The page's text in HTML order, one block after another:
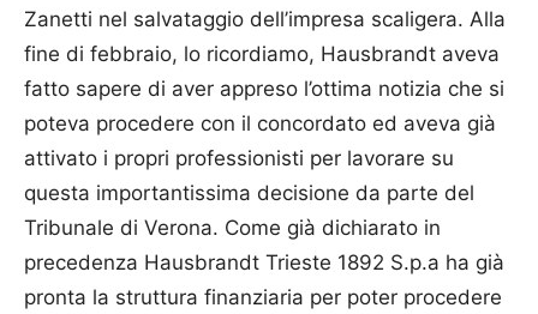
Zanetti nel salvataggio dell’impresa scaligera. Alla
fine di febbraio, lo ricordiamo, Hausbrandt aveva
fatto sapere di aver appreso l’ottima notizia che si
poteva procedere con il concordato ed aveva già
attivato i propri professionisti per lavorare su
questa importantissima decisione da parte del
Tribunale di Verona. Come già dichiarato in
precedenza Hausbrandt Trieste 1892 S.p.a ha già
pronta la struttura finanziaria per poter procedere